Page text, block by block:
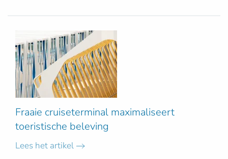
Fraaie cruiseterminal maximaliseert
toeristische beleving
Lees het artikel